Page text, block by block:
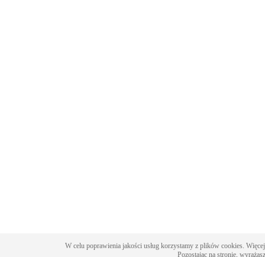
W celu poprawienia jakości usług korzystamy z plików cookies.
Pozostając na stronie,